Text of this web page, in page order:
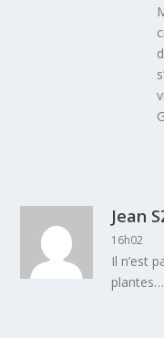
Jean
16h02
Il n’est